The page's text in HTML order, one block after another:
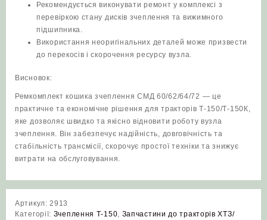
Рекомендується виконувати ремонт у комплексі з
перевіркою стану дисків зчеплення та вижимного
підшипника.
Використання неоригінальних деталей може призвести
до перекосів і скорочення ресурсу вузла.
Висновок:
Ремкомплект кошика зчеплення СМД 60/62/64/72 — це
практичне та економічне рішення для тракторів Т-150/Т-150К,
яке дозволяє швидко та якісно відновити роботу вузла
зчеплення. Він забезпечує надійність, довговічність та
стабільність трансмісії, скорочує простої техніки та знижує
витрати на обслуговування.
Артикул:2913
Категорії: Зчеплення Т-150, Запчастини до тракторів ХТЗ/